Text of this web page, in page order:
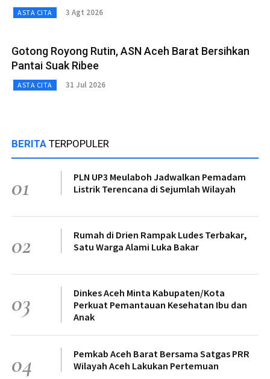
ASTA CITA 3 Agt 2026
Gotong Royong Rutin, ASN Aceh Barat Bersihkan
Pantai Suak Ribee
ASTA CITA 31 Jul 2026
BERITA TERPOPULER
01
PLN UP3 Meulaboh Jadwalkan Pemadam
Listrik Terencana di Sejumlah Wilayah
02
Rumah di Drien Rampak Ludes Terbakar,
Satu Warga Alami Luka Bakar
03
Dinkes Aceh Minta Kabupaten/Kota
Perkuat Pemantauan Kesehatan Ibu dan
Anak
04
Pemkab Aceh Barat Bersama Satgas PRR
Wilayah Aceh Lakukan Pertemuan